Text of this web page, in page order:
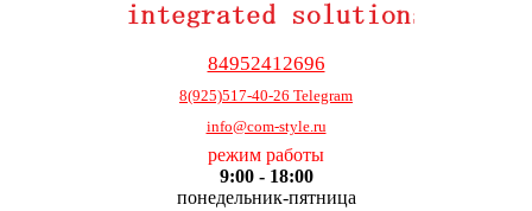
84952412696
8(925)517-40-26 Telegram
info@com-style.ru
режим работы
9:00 - 18:00
понедельник-пятница